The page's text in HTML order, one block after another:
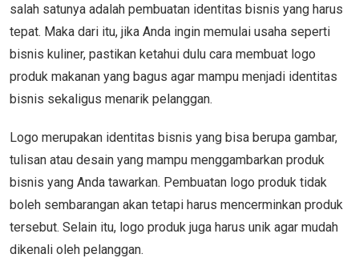
salah satunya adalah pembuatan identitas bisnis yang harus
tepat. Maka dari itu, jika Anda ingin memulai usaha seperti
bisnis kuliner, pastikan ketahui dulu cara membuat logo
produk makanan yang bagus agar mampu menjadi identitas
bisnis sekaligus menarik pelanggan.
Logo merupakan identitas bisnis yang bisa berupa gambar,
tulisan atau desain yang mampu menggambarkan produk
bisnis yang Anda tawarkan. Pembuatan logo produk tidak
boleh sembarangan akan tetapi harus mencerminkan produk
tersebut. Selain itu, logo produk juga harus unik agar mudah
dikenali oleh pelanggan.